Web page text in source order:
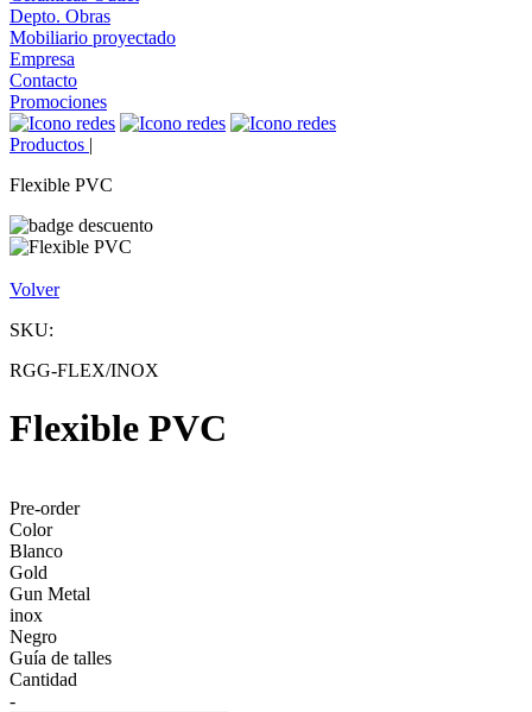
Depto. Obras
Mobiliario proyectado
Empresa
Contacto
Promociones
Productos |
Flexible PVC
Volver
SKU:
RGG-FLEX/INOX
Flexible PVC
Pre-order
Color
Blanco
Gold
Gun Metal
inox
Negro
Guía de talles
Cantidad
-